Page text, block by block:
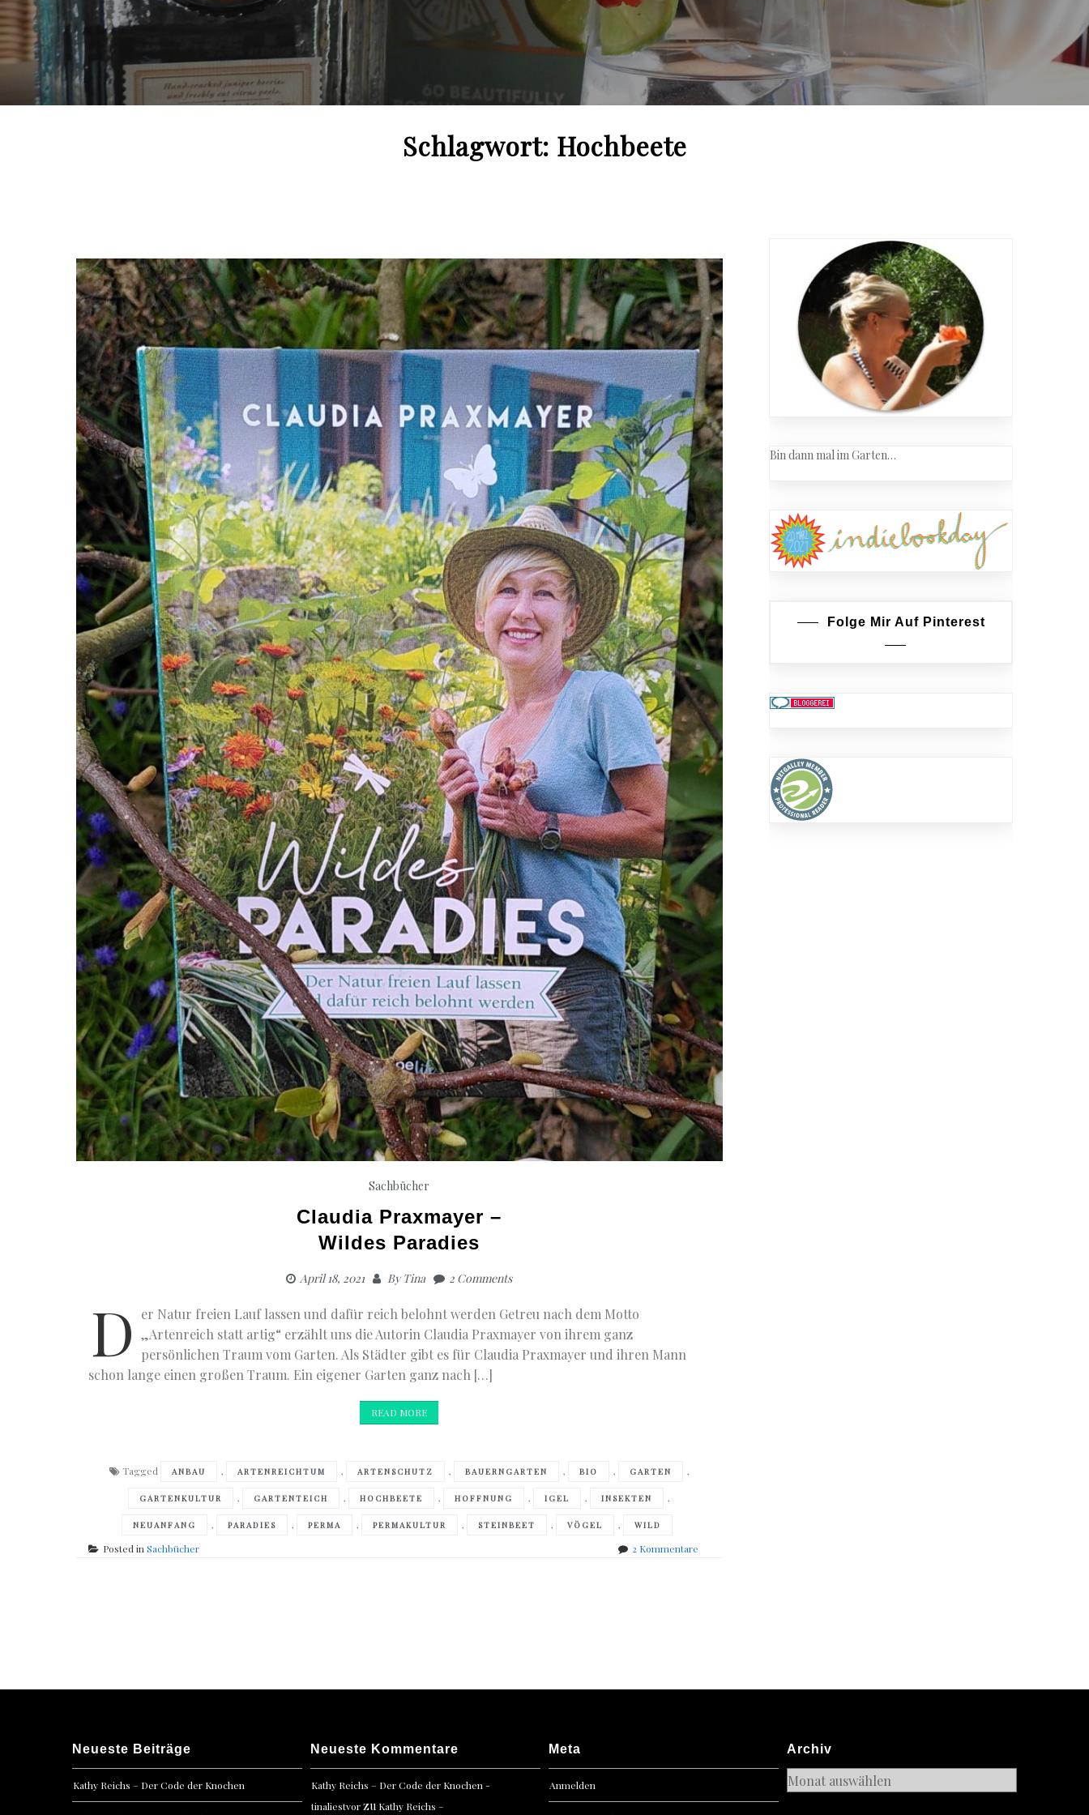
Schlagwort: Hochbeete
Sachbücher
Claudia Praxmayer –
Wildes Paradies
April 18, 2021 ByTina 2 Comments
D
er Natur freien Lauf lassen und dafür reich belohnt werden Getreu nach dem Motto
„Artenreich statt artig“ erzählt uns die Autorin Claudia Praxmayer von ihrem ganz
persönlichen Traum vom Garten. Als Städter gibt es für Claudia Praxmayer und ihren Mann
schon lange einen großen Traum. Ein eigener Garten ganz nach […]
READ MORE
Tagged ANBAU , ARTENREICHTUM , ARTENSCHUTZ , BAUERNGARTEN , BIO , GARTEN ,
GARTENKULTUR , GARTENTEICH , HOCHBEETE , HOFFNUNG , IGEL , INSEKTEN ,
NEUANFANG , PARADIES , PERMA , PERMAKULTUR , STEINBEET , VÖGEL , WILD
Posted inSachbücher 2 Kommentarezu
Bin dann mal im Garten…
Folge Mir Auf Pinterest
Neueste Beiträge
Kathy Reichs – Der Code der Knochen
Neueste Kommentare
Kathy Reichs – Der Code der Knochen -
tinaliestvorzu Kathy Reichs –
Meta
Anmelden
Archiv
Archiv